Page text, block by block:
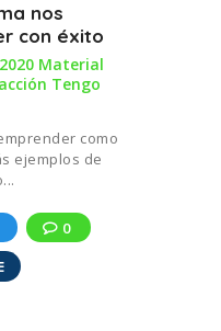
nos
con éxito
Material
Tengo
como
ejemplos de
0